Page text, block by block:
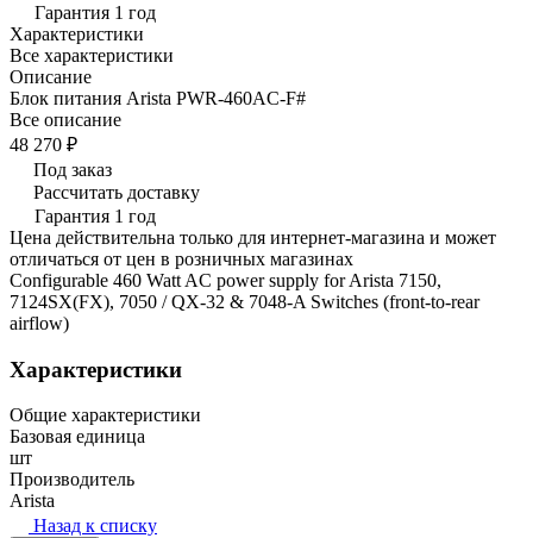
Гарантия 1 год
Характеристики
Все характеристики
Описание
Блок питания Arista PWR-460AC-F#
Все описание
48 270 ₽
Под заказ
Рассчитать доставку
Гарантия 1 год
Цена действительна только для интернет-магазина и может
отличаться от цен в розничных магазинах
Configurable 460 Watt AC power supply for Arista 7150,
7124SX(FX), 7050 / QX-32 & 7048-A Switches (front-to-rear
airflow)
Характеристики
Общие характеристики
Базовая единица
шт
Производитель
Arista
Назад к списку